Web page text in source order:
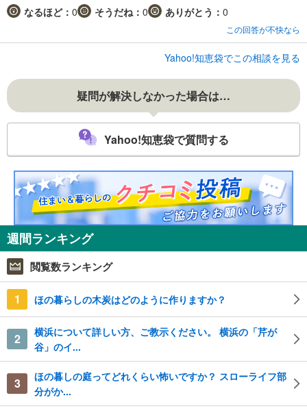
なるほど： 0 そうだね： 0 ありがとう： 0
この回答が不快なら
Yahoo!知恵袋でこの相談を見る
疑問が解決しなかった場合は…
Yahoo!知恵袋で質問する
週間ランキング
閲覧数ランキング
1 ほの暮らしの木炭はどのように作りますか？
2
横浜について詳しい方、ご教示ください。 横浜の「芹が
谷」のイ...
3
ほの暮しの庭ってどれくらい怖いですか？ スローライフ部
分がか...